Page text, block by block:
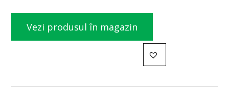
Vezi produsul în magazin